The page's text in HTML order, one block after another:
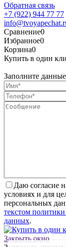
Обратная связь
+7 (922) 944 77 77
Сравнение0
Избранное0
Корзина0
Купить в один
Заполните данные
Даю согласие
условиях и для
персональных
текстом
данных.
Закрыть окно